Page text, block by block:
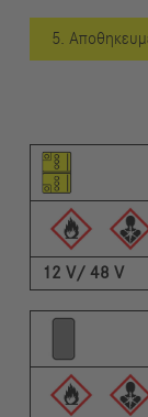
5.
Εικονόγραμμα
Περιγραφή
12 V/ 48 V